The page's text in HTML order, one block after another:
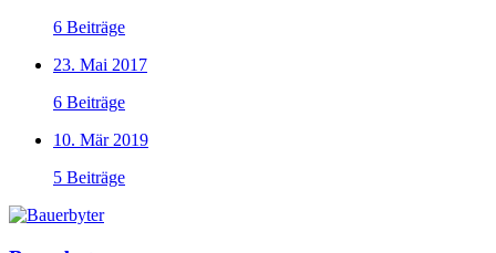
6 Beiträge
23. Mai 2017
6 Beiträge
10. Mär 2019
5 Beiträge